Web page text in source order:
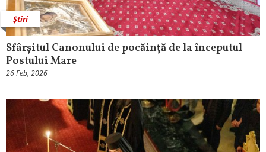
Știri
Sfârșitul Canonului de pocăință de la începutul
Postului Mare
26 Feb, 2026